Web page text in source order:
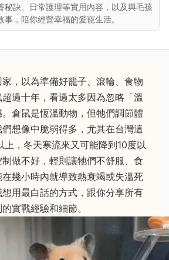
秘訣、日常護理等實用內容，以及與毛孩
事，陪你經營幸福的愛寵生活。
，以為準備好籠子、滾輪、食物
過十年，看過太多因為忽略「溫
倉鼠是恆溫動物，但牠們調節體
想像中脆弱得多，尤其在台灣這
，冬天寒流來又可能降到10度以
做不好，輕則讓牠們不舒服、食
幾小時內就導致熱衰竭或失溫死
用最白話的方式，跟你分享所有
實戰經驗和細節。